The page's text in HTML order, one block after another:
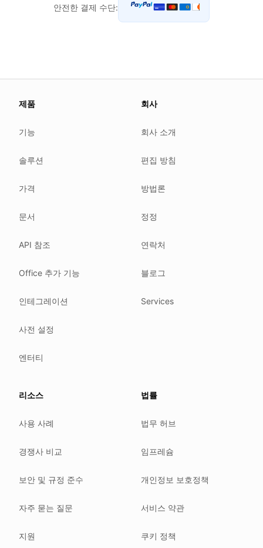
안전한 결제 수단:
We update this page when our platform or the law
Related reading
How tokens work
Where we comply
Case studies
We follow these rules
ISO/IEC 27001:2022.
NIS2 (EU 2022/2555).
Our promise
We do not train models on your text.
You own your work.
Hetzner holds ISO 27001 certification.
제품
기능
솔루션
가격
문서
API 참조
Office 추가 기능
인테그레이션
사전 설정
엔터티
회사
회사 소개
편집 방침
방법론
정정
연락처
블로그
Services
리소스
사용 사례
경쟁사 비교
보안 및 규정 준수
자주 묻는 질문
지원
법률
법무 허브
임프레슘
개인정보 보호정책
서비스 약관
쿠키 정책